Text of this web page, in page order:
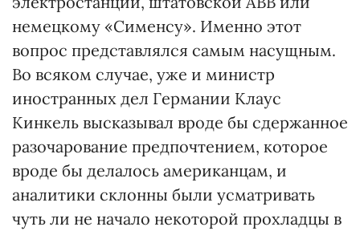
немецкому «Сименсу». Именно этот
вопрос представлялся самым насущным.
Во всяком случае, уже и министр
иностранных дел Германии Клаус
Кинкель высказывал вроде бы сдержанное
разочарование предпочтением, которое
вроде бы делалось американцам, и
аналитики склонны были усматривать
чуть ли не начало некоторой прохладцы в